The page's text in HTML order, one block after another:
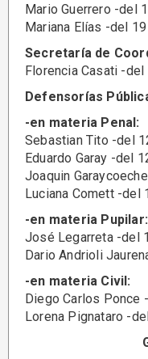
Mario Guerrero -del
Mariana Elías -del
Secretaría de
Florencia Casati -del
Defensorías
-en materia Penal:
Sebastian Tito -del
Eduardo Garay -del
Joaquin
Luciana Comett -del
-en materia Pupilar:
José Legarreta -del
Dario Andrioli
-en materia Civil:
Diego Carlos Ponce
Lorena Pignataro -